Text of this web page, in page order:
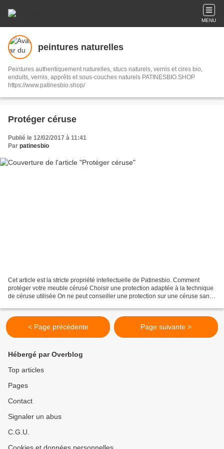
MENU
peintures naturelles
Peintures authentiquement naturelles, stucs naturels, vernis et cires bio,
enduits, vernis, apprêts et sous-couches naturels PATINESBIO.SHOP
https://www.patinesbio.shop/
Protéger céruse
Publié le 12/02/2017 à 11:41
Par patinesbio
Cet article est la stricte propriété intellectuelle de Patinesbio. Comment
protéger votre meuble cérusé Choisir une protection adaptée à la technique
de céruse utilisée On ne peut conseiller une protection sur une céruse sans
< Page précédente Page suivante >
Hébergé par Overblog
Top articles
Pages
Contact
Signaler un abus
C.G.U.